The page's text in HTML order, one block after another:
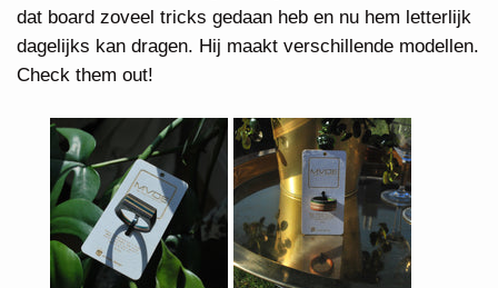
dat board zoveel tricks gedaan heb en nu hem letterlijk
dagelijks kan dragen. Hij maakt verschillende modellen.
Check them out!